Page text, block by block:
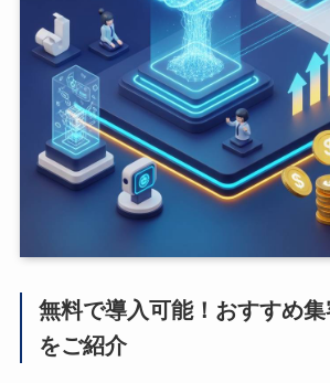
無料で導入可能！おすすめ
をご紹介